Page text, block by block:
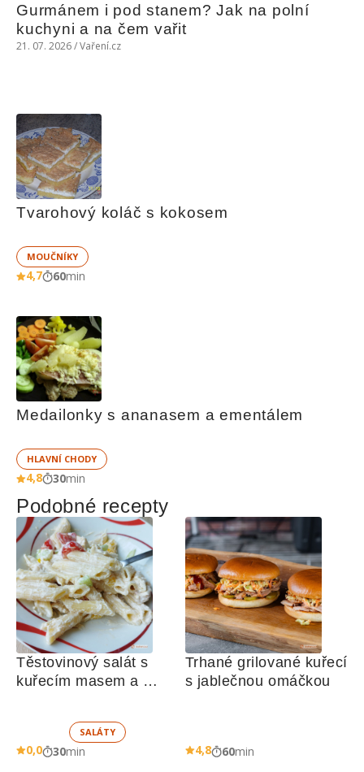
Gurmánem i pod stanem? Jak na polní
kuchyni a na čem vařit
21. 07. 2026 / Vaření.cz
Tvarohový koláč s kokosem
MOUČNÍKY
4,7 60min
Medailonky s ananasem a ementálem
HLAVNÍ CHODY
4,8 30min
Podobné recepty
Těstovinový salát s
kuřecím masem a
SALÁTY
0,0 30min
Trhané grilované kuřecí
s jablečnou omáčkou
4,8 60min